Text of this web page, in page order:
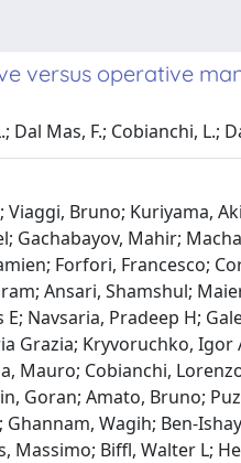
versus operative
Dal Mas, F.; Cobianchi, L.;
Bruno; Kuriyama,
Mahir;
Forfori, Francesco;
Ansari, Shamshul;
Pradeep H;
Kryvoruchko, Igor
Cobianchi,
Amato, Bruno;
Wagih; Ben-
Biffl, Walter L;